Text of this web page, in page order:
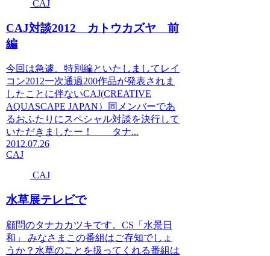
CAJ
CAJ対談2012 カトウカズヤ 前
編
今回は急遽、特別編といたしましてレイ
コン2012一次通過200作品が発表されま
したことに伴ないCAJ(CREATIVE
AQUASCAPE JAPAN）同メンバーであ
るおふたりにスペシャル対談を決行して
いただきましたー！ タナ...
2012.07.26
CAJ
CAJ
水草展テレビで
顧問のタナカカツキです。CS「水景日
和」 みなさまこの番組はご存知でしょ
うか？水草のことを扱ってくれる番組は